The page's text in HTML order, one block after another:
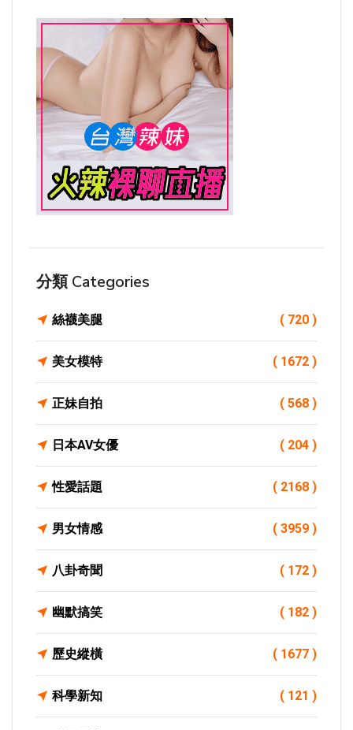
分類 Categories
絲襪美腿 ( 720 )
美女模特 ( 1672 )
正妹自拍 ( 568 )
日本AV女優 ( 204 )
性愛話題 ( 2168 )
男女情感 ( 3959 )
八卦奇聞 ( 172 )
幽默搞笑 ( 182 )
歷史縱橫 ( 1677 )
科學新知 ( 121 )